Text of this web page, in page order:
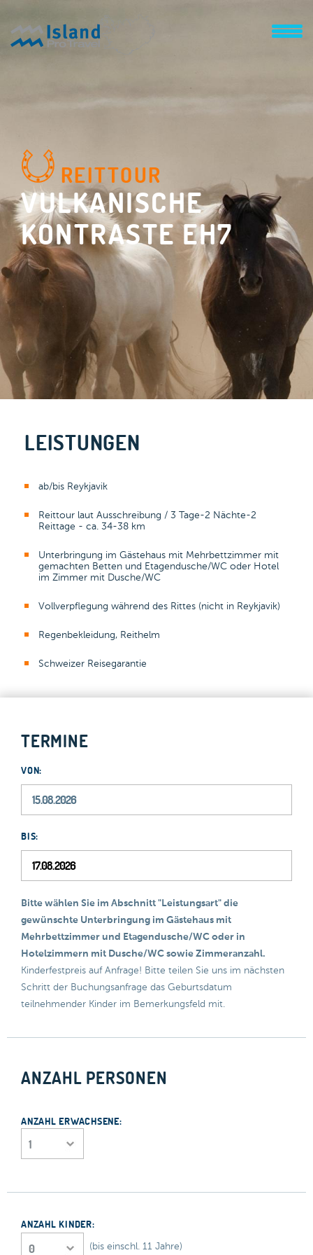
REITTOUR
VULKANISCHE
KONTRASTE EH7
LEISTUNGEN
ab/bis Reykjavik
Reittour laut Ausschreibung / 3 Tage-2 Nächte-2
Reittage - ca. 34-38 km
Unterbringung im Gästehaus mit Mehrbettzimmer mit
gemachten Betten und Etagendusche/WC oder Hotel
im Zimmer mit Dusche/WC
Vollverpflegung während des Rittes (nicht in Reykjavik)
Regenbekleidung, Reithelm
Schweizer Reisegarantie
TERMINE
VON:
BIS:
Bitte wählen Sie im Abschnitt "Leistungsart" die
gewünschte Unterbringung im Gästehaus mit
Mehrbettzimmer und Etagendusche/WC oder in
Hotelzimmern mit Dusche/WC sowie Zimmeranzahl.
Kinderfestpreis auf Anfrage! Bitte teilen Sie uns im nächsten
Schritt der Buchungsanfrage das Geburtsdatum
teilnehmender Kinder im Bemerkungsfeld mit.
ANZAHL PERSONEN
ANZAHL ERWACHSENE:
ANZAHL KINDER:
(bis einschl. 11 Jahre)